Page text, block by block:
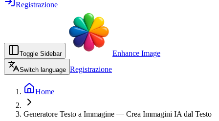
Registrazione
Toggle Sidebar Enhance Image
Switch language Registrazione
Home
Generatore Testo a Immagine — Crea Immagini IA dal Testo